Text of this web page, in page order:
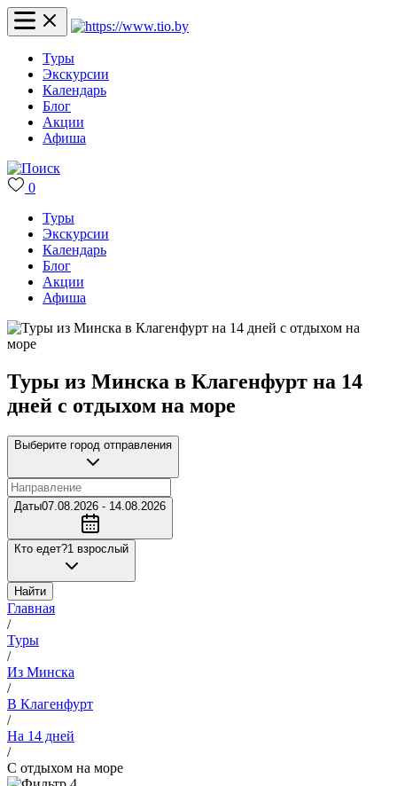
Туры
Экскурсии
Календарь
Блог
Акции
Афиша
0
Туры
Экскурсии
Календарь
Блог
Акции
Афиша
Туры из Минска в Клагенфурт на 14
дней с отдыхом на море
Выберите город отправления
Даты07.08.2026 - 14.08.2026
Кто едет?1 взрослый
Найти
Главная
/
Туры
/
Из Минска
/
В Клагенфурт
/
На 14 дней
/
С отдыхом на море